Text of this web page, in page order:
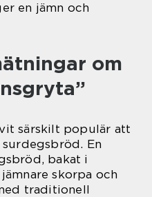
en jämn och
om
särskilt populär att
En
bakat i
skorpa och
traditionell